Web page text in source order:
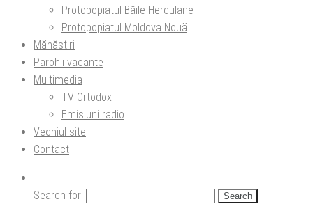
Protopopiatul Băile Herculane
Protopopiatul Moldova Nouă
Mănăstiri
Parohii vacante
Multimedia
TV Ortodox
Emisiuni radio
Vechiul site
Contact
Search for: